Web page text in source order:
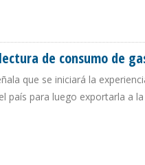
de consumo de
que se iniciará la
país para luego exportarla a